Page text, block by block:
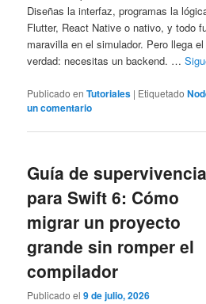
Diseñas la interfaz, programas la
Flutter, React Native o nativo, y todo
maravilla en el simulador. Pero llega
verdad: necesitas un backend. …
Publicado en Tutoriales | Etiquetado
un comentario
Guía de supervivencia
para Swift 6: Cómo
migrar un proyecto
grande sin romper el
compilador
Publicado el9 de julio, 2026